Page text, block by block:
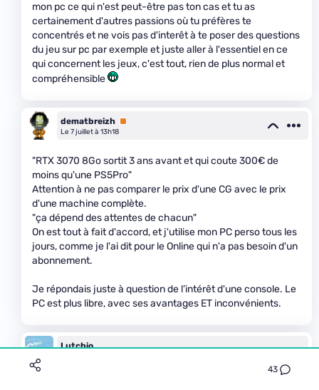
43
mon pc ce qui n'est peut-être pas ton cas et tu as
certainement d'autres passions où tu préfères te
concentrés et ne vois pas d'interêt à te poser des questions
du jeu sur pc par exemple et juste aller à l'essentiel en ce
qui concernent les jeux, c'est tout, rien de plus normal et
compréhensible
dematbreizh Premium
Le 7 juillet à 13h18
"RTX 3070 8Go sortit 3 ans avant et qui coute 300€ de
moins qu'une PS5Pro"
Attention à ne pas comparer le prix d'une CG avec le prix
d'une machine complète.
"ça dépend des attentes de chacun"
On est tout à fait d'accord, et j'utilise mon PC perso tous les
jours, comme je l'ai dit pour le Online qui n'a pas besoin d'un
abonnement.
Je répondais juste à question de l’intérêt d'une console. Le
PC est plus libre, avec ses avantages ET inconvénients.
Lutchio